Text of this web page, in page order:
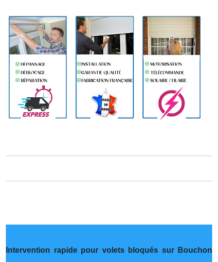
Intervention rapide pour volets bloqués sur Bouchon